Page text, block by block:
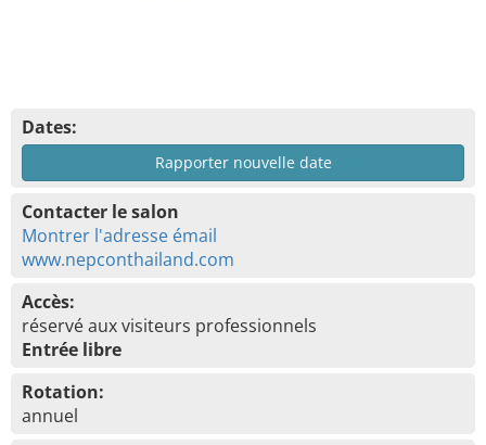
Dates:
Rapporter nouvelle date
Contacter le salon
Montrer l'adresse émail
www.nepconthailand.com
Accès:
réservé aux visiteurs professionnels
Entrée libre
Rotation:
annuel